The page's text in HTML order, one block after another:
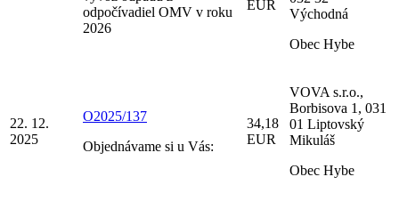
odpočívadiel OMV v roku
2026
EUR
Východná
Obec Hybe
22. 12.
2025
O2025/137
Objednávame si u Vás:
34,18
EUR
VOVA s.r.o.,
Borbisova 1, 031
01 Liptovský
Mikuláš
Obec Hybe